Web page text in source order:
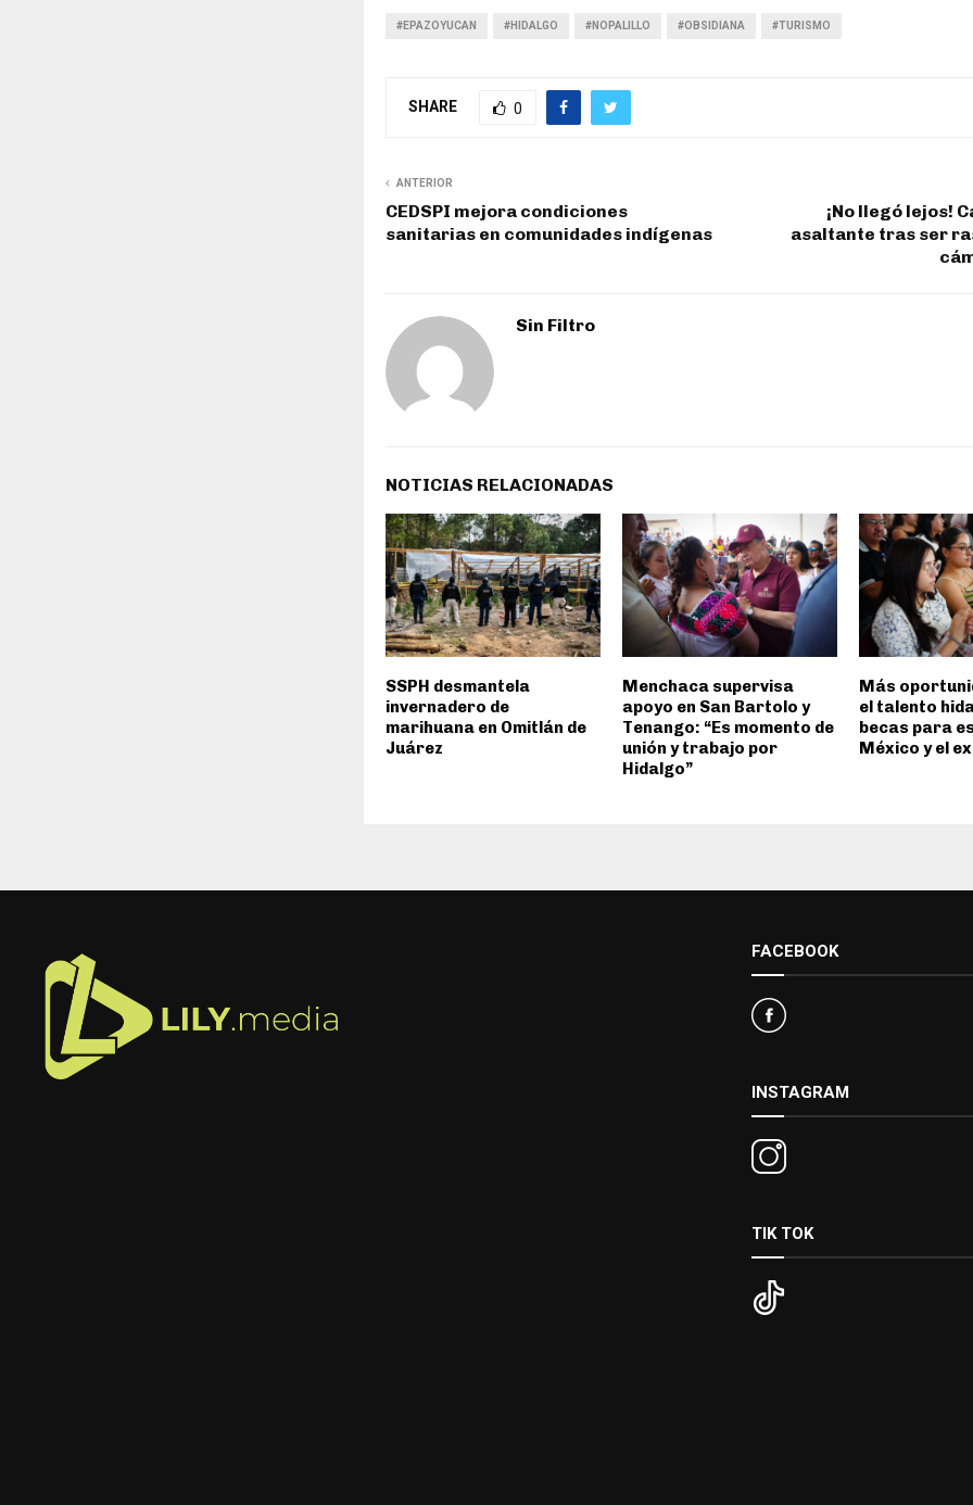
#EPAZOYUCAN #HIDALGO #NOPALILLO #OBSIDIANA #TURISMO
SHARE 0
ANTERIOR
CEDSPI mejora condiciones
sanitarias en comunidades indígenas
¡No llegó lejos!
asaltante tras ser
Sin Filtro
NOTICIAS RELACIONADAS
SSPH desmantela
invernadero de
marihuana en Omitlán de
Juárez
Menchaca supervisa
apoyo en San Bartolo y
Tenango: “Es momento de
unión y trabajo por
Hidalgo”
Más
el talento
becas para
México y el
FACEBOOK
INSTAGRAM
TIK TOK